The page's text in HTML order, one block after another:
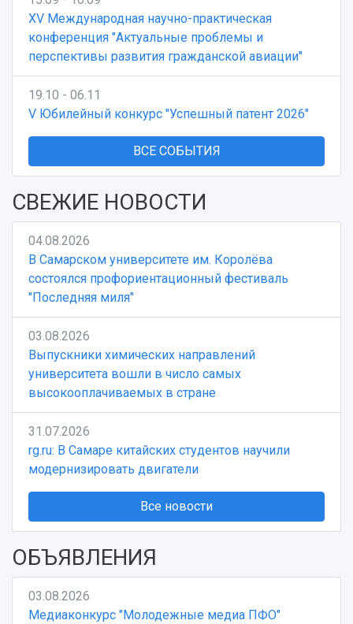
XV Международная научно-практическая
конференция "Актуальные проблемы и
перспективы развития гражданской авиации"
19.10 - 06.11
V Юбилейный конкурс "Успешный патент 2026"
ВСЕ СОБЫТИЯ
СВЕЖИЕ НОВОСТИ
04.08.2026
В Самарском университете им. Королёва
состоялся профориентационный фестиваль
"Последняя миля"
03.08.2026
Выпускники химических направлений
университета вошли в число самых
высокооплачиваемых в стране
31.07.2026
rg.ru: В Самаре китайских студентов научили
модернизировать двигатели
Все новости
ОБЪЯВЛЕНИЯ
03.08.2026
Медиаконкурс "Молодежные медиа ПФО"